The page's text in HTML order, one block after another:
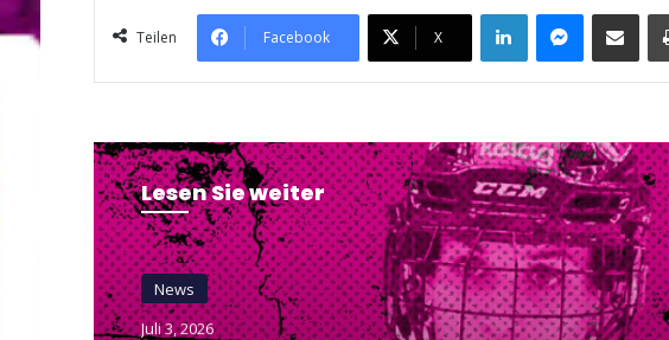
Teilen Facebook X
LinkedInMessenger
Teilen via Mail
Lesen Sie weiter
News
Juli 3, 2026